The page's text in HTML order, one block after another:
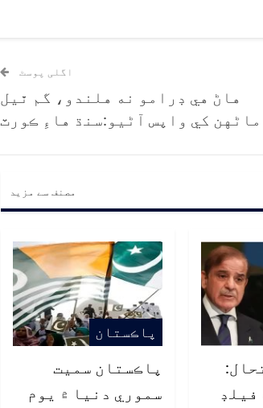
اگلی پوسٹ
هاڻ هي ڊرامو نه هلندو، گم ٿيل
ماڻهن کي واپس آڻيو:سنڌ هاءِ ڪورٽ
مصنف سے مزید
فيلڊ
پاڪستان
پاڪستان سميت
سموري دنيا ۾ يوم